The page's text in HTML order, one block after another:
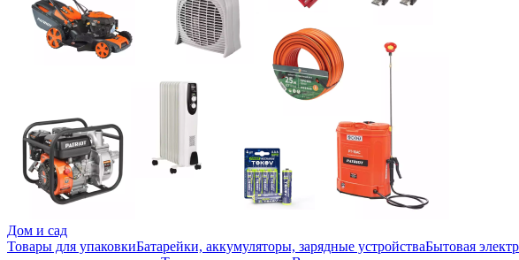
Дом и сад
Товары для упаковкиБатарейки, аккумуляторы, зарядные устройстваБытовая